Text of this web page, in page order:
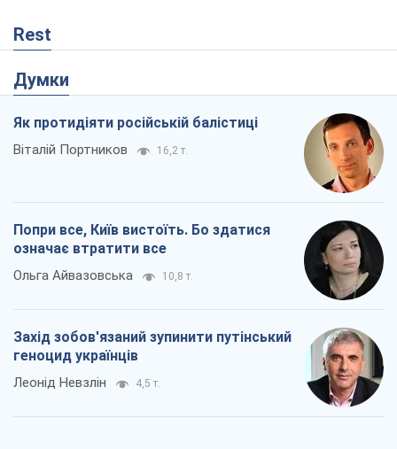
Rest
Думки
Як протидіяти російській балістиці
Віталій Портников 16,2 т.
Попри все, Київ вистоїть. Бо здатися
означає втратити все
Ольга Айвазовська 10,8 т.
Захід зобов'язаний зупинити путінський
геноцид українців
Леонід Невзлін 4,5 т.